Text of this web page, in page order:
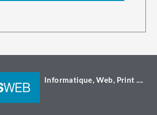
Informatique, Web, Print ....